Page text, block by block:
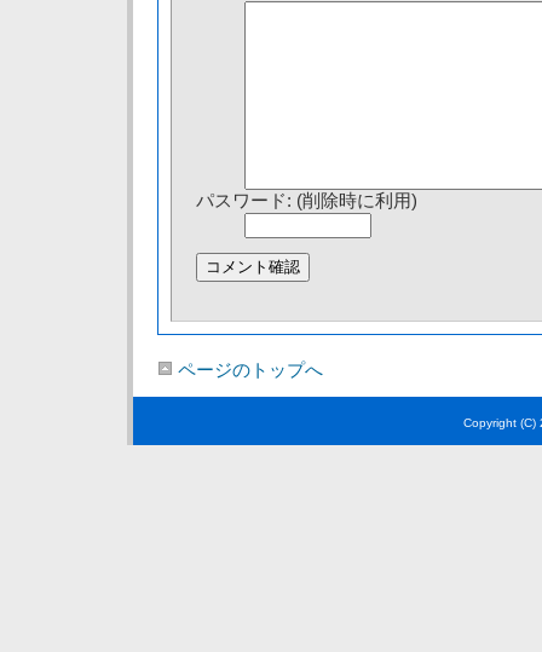
パスワード: (削除時に利用)
ページのトップへ
Copyright